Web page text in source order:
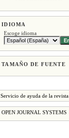
IDIOMA
Escoge idioma
TAMAÑO DE FUENTE
Servicio de ayuda de la revista
OPEN JOURNAL SYSTEMS